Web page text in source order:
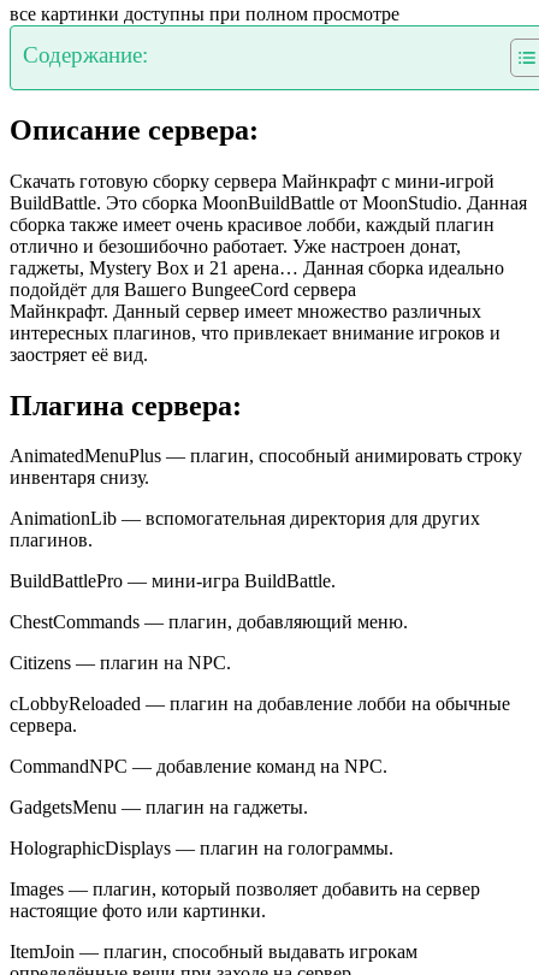
все картинки доступны при полном просмотре
Содержание:
Описание сервера:
Скачать готовую сборку сервера Майнкрафт с мини-игрой
BuildBattle. Это сборка MoonBuildBattle от MoonStudio. Данная
сборка также имеет очень красивое лобби, каждый плагин
отлично и безошибочно работает. Уже настроен донат,
гаджеты, Mystery Box и 21 арена… Данная сборка идеально
подойдёт для Вашего BungeeCord сервера
Майнкрафт. Данный сервер имеет множество различных
интересных плагинов, что привлекает внимание игроков и
заостряет её вид.
Плагина сервера:
AnimatedMenuPlus — плагин, способный анимировать строку
инвентаря снизу.
AnimationLib — вспомогательная директория для других
плагинов.
BuildBattlePro — мини-игра BuildBattle.
ChestCommands — плагин, добавляющий меню.
Citizens — плагин на NPC.
cLobbyReloaded — плагин на добавление лобби на обычные
сервера.
CommandNPC — добавление команд на NPC.
GadgetsMenu — плагин на гаджеты.
HolographicDisplays — плагин на голограммы.
Images — плагин, который позволяет добавить на сервер
настоящие фото или картинки.
ItemJoin — плагин, способный выдавать игрокам